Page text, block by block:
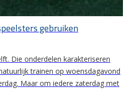
gebruiken
Die onderdelen karakteriseren
trainen op woensdagavond
Maar om iedere zaterdag met